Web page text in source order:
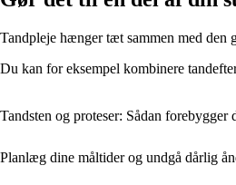
Tandpleje hænger tæt sammen med den
Du kan for eksempel kombinere
Tandsten og proteser: Sådan
Planlæg dine måltider og undgå dårlig